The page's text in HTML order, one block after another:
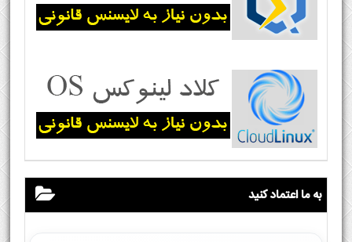
به ما اعتماد کنید